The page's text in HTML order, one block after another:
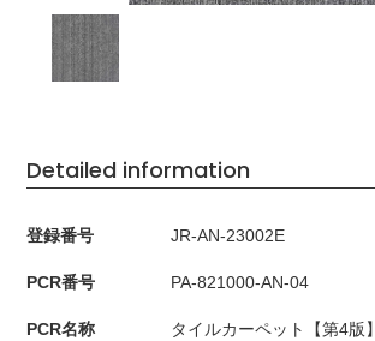
Detailed information
登録番号 JR-AN-23002E
PCR番号 PA-821000-AN-04
PCR名称 タイルカーペット【第4版】